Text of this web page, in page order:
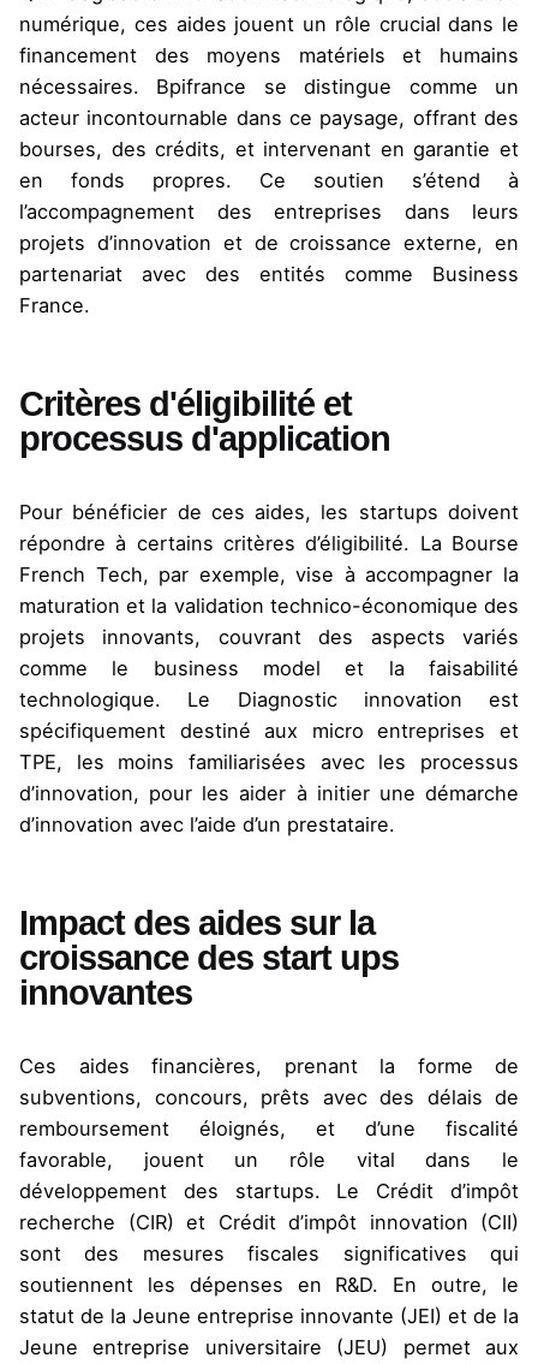
numérique, ces aides jouent un rôle crucial dans le
financement des moyens matériels et humains
nécessaires. Bpifrance se distingue comme un
acteur incontournable dans ce paysage, offrant des
bourses, des crédits, et intervenant en garantie et
en fonds propres. Ce soutien s’étend à
l’accompagnement des entreprises dans leurs
projets d’innovation et de croissance externe, en
partenariat avec des entités comme Business
France.
Critères d'éligibilité et
processus d'application
Pour bénéficier de ces aides, les startups doivent
répondre à certains critères d’éligibilité. La Bourse
French Tech, par exemple, vise à accompagner la
maturation et la validation technico-économique des
projets innovants, couvrant des aspects variés
comme le business model et la faisabilité
technologique. Le Diagnostic innovation est
spécifiquement destiné aux micro entreprises et
TPE, les moins familiarisées avec les processus
d’innovation, pour les aider à initier une démarche
d’innovation avec l’aide d’un prestataire.
Impact des aides sur la
croissance des start ups
innovantes
Ces aides financières, prenant la forme de
subventions, concours, prêts avec des délais de
remboursement éloignés, et d’une fiscalité
favorable, jouent un rôle vital dans le
développement des startups. Le Crédit d’impôt
recherche (CIR) et Crédit d’impôt innovation (CII)
sont des mesures fiscales significatives qui
soutiennent les dépenses en R&D. En outre, le
statut de la Jeune entreprise innovante (JEI) et de la
Jeune entreprise universitaire (JEU) permet aux